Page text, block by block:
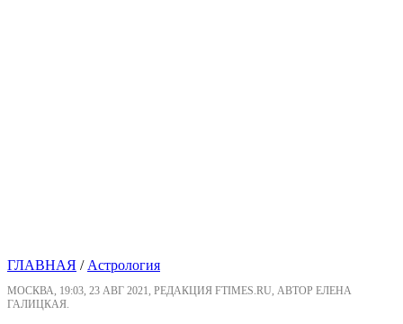
ГЛАВНАЯ /Астрология
МОСКВА, 19:03, 23 АВГ 2021, РЕДАКЦИЯ FTIMES.RU, АВТОР ЕЛЕНА
ГАЛИЦКАЯ.